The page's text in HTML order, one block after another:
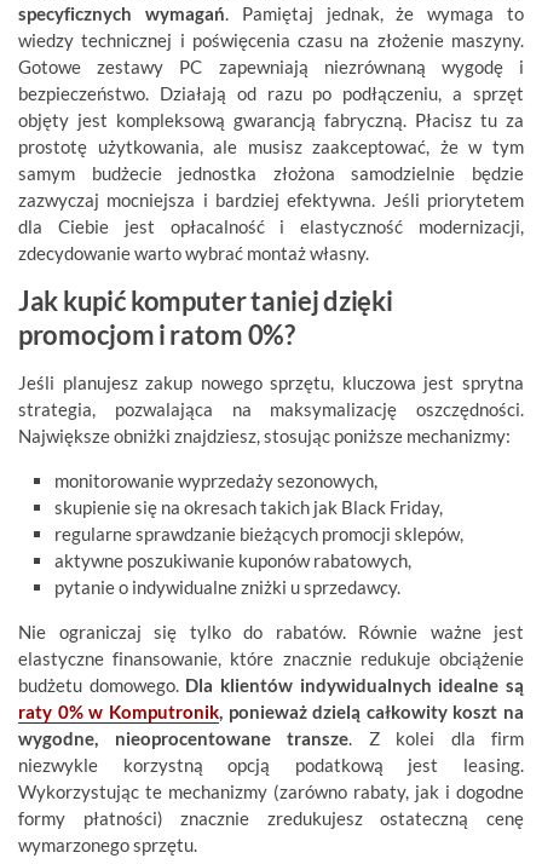
specyficznych wymagań. Pamiętaj jednak, że wymaga to
wiedzy technicznej i poświęcenia czasu na złożenie maszyny.
Gotowe zestawy PC zapewniają niezrównaną wygodę i
bezpieczeństwo. Działają od razu po podłączeniu, a sprzęt
objęty jest kompleksową gwarancją fabryczną. Płacisz tu za
prostotę użytkowania, ale musisz zaakceptować, że w tym
samym budżecie jednostka złożona samodzielnie będzie
zazwyczaj mocniejsza i bardziej efektywna. Jeśli priorytetem
dla Ciebie jest opłacalność i elastyczność modernizacji,
zdecydowanie warto wybrać montaż własny.
Jak kupić komputer taniej dzięki
promocjom i ratom 0%?
Jeśli planujesz zakup nowego sprzętu, kluczowa jest sprytna
strategia, pozwalająca na maksymalizację oszczędności.
Największe obniżki znajdziesz, stosując poniższe mechanizmy:
monitorowanie wyprzedaży sezonowych,
skupienie się na okresach takich jak Black Friday,
regularne sprawdzanie bieżących promocji sklepów,
aktywne poszukiwanie kuponów rabatowych,
pytanie o indywidualne zniżki u sprzedawcy.
Nie ograniczaj się tylko do rabatów. Równie ważne jest
elastyczne finansowanie, które znacznie redukuje obciążenie
budżetu domowego. Dla klientów indywidualnych idealne są
raty 0% w Komputronik, ponieważ dzielą całkowity koszt na
wygodne, nieoprocentowane transze. Z kolei dla firm
niezwykle korzystną opcją podatkową jest leasing.
Wykorzystując te mechanizmy (zarówno rabaty, jak i dogodne
formy płatności) znacznie zredukujesz ostateczną cenę
wymarzonego sprzętu.